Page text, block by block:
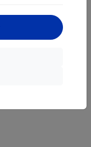
«